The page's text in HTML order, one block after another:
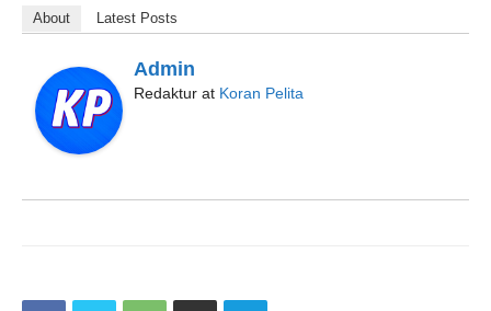
About Latest Posts
Admin
Redaktur at Koran Pelita